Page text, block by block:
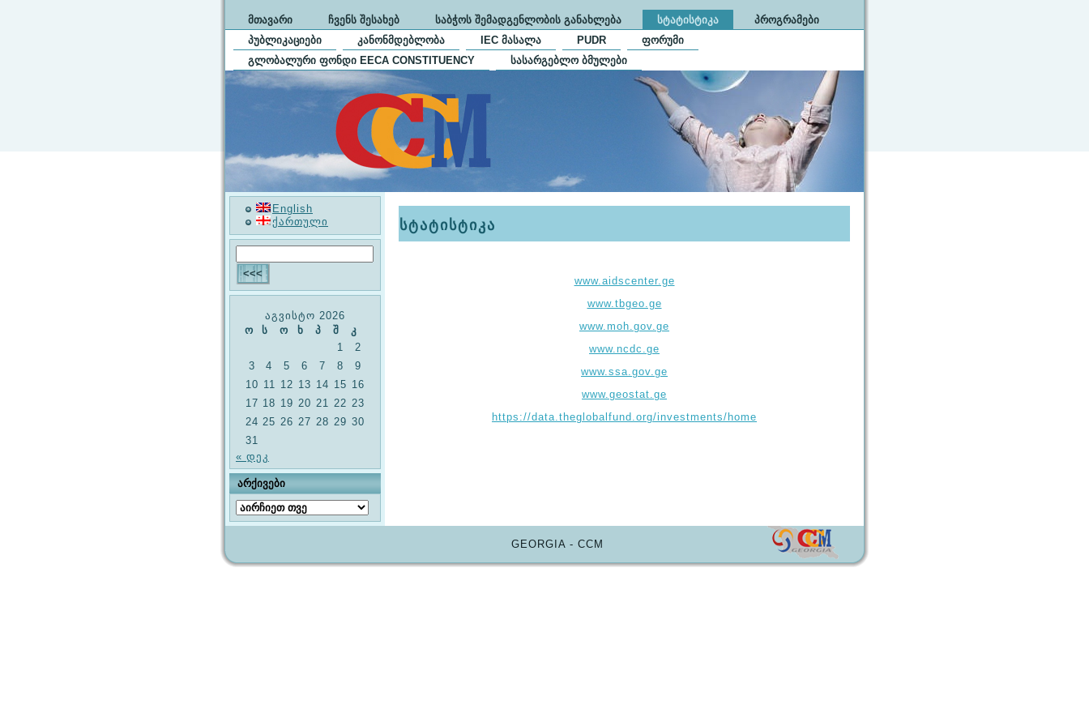
ᲛᲗᲐᲕᲐᲠᲘ ᲩᲕᲔᲜᲡ ᲨᲔᲡᲐᲮᲔᲑ ᲡᲐᲑᲭᲝᲡ ᲨᲔᲛᲐᲓᲒᲔᲜᲚᲝᲑᲘᲡ ᲒᲐᲜᲐᲮᲚᲔᲑᲐ ᲡᲢᲐᲢᲘᲡᲢᲘᲙᲐ
ᲞᲠᲝᲒᲠᲐᲛᲔᲑᲘ
ᲞᲣᲑᲚᲘᲙᲐᲪᲘᲔᲑᲘ
ᲙᲐᲜᲝᲜᲛᲓᲔᲑᲚᲝᲑᲐ IEC ᲛᲐᲡᲐᲚᲐ PUDR
ᲤᲝᲠᲣᲛᲘ
ᲒᲚᲝᲑᲐᲚᲣᲠᲘ ᲤᲝᲜᲓᲘ EECA CONSTITUENCY
ᲡᲐᲡᲐᲠᲒᲔᲑᲚᲝ ᲑᲛᲣᲚᲔᲑᲘ
English
ქართული
აგვისტო 2026
ო
ს ო ხ პ შ
კ
1
2
3
4 5 6 7 8
9
10 11 12 13 14 15 16
17 18 19 20 21 22 23
24 25 26 27 28 29 30
31
« დეკ
ᲐᲠᲥᲘᲕᲔᲑᲘ
არქივები
სტატისტიკა
www.aidscenter.ge
www.tbgeo.ge
www.moh.gov.ge
www.ncdc.ge
www.ssa.gov.ge
www.geostat.ge
https://data.theglobalfund.org/investments/home
GEORGIA - CCM